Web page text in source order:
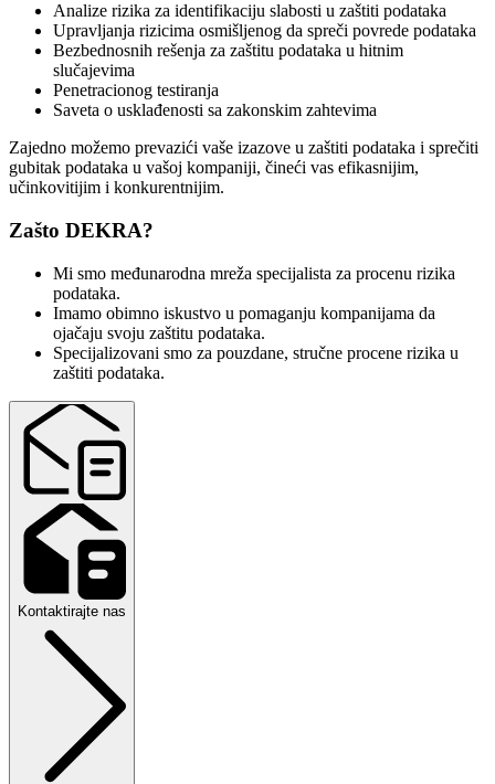
Analize rizika za identifikaciju slabosti u zaštiti podataka
Upravljanja rizicima osmišljenog da spreči povrede podataka
Bezbednosnih rešenja za zaštitu podataka u hitnim
slučajevima
Penetracionog testiranja
Saveta o usklađenosti sa zakonskim zahtevima
Zajedno možemo prevazići vaše izazove u zaštiti podataka i sprečiti
gubitak podataka u vašoj kompaniji, čineći vas efikasnijim,
učinkovitijim i konkurentnijim.
Zašto DEKRA?
Mi smo međunarodna mreža specijalista za procenu rizika
podataka.
Imamo obimno iskustvo u pomaganju kompanijama da
ojačaju svoju zaštitu podataka.
Specijalizovani smo za pouzdane, stručne procene rizika u
zaštiti podataka.
Kontaktirajte nas